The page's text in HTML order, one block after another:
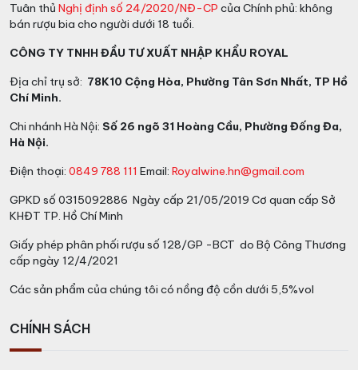
Tuân thủ Nghị định số 24/2020/NĐ-CP của Chính phủ: không
bán rượu bia cho người dưới 18 tuổi.
CÔNG TY TNHH ĐẦU TƯ XUẤT NHẬP KHẨU ROYAL
Địa chỉ trụ sở: 78K10 Cộng Hòa, Phường Tân Sơn Nhất, TP Hồ
Chí Minh.
Chi nhánh Hà Nội: Số 26 ngõ 31 Hoàng Cầu, Phường Đống Đa,
Hà Nội.
Điện thoại: 0849 788 111 Email: Royalwine.hn@gmail.com
GPKD số 0315092886 Ngày cấp 21/05/2019 Cơ quan cấp Sở
KHĐT TP. Hồ Chí Minh
Giấy phép phân phối rượu số 128/GP -BCT do Bộ Công Thương
cấp ngày 12/4/2021
Các sản phẩm của chúng tôi có nồng độ cồn dưới 5,5%vol
CHÍNH SÁCH